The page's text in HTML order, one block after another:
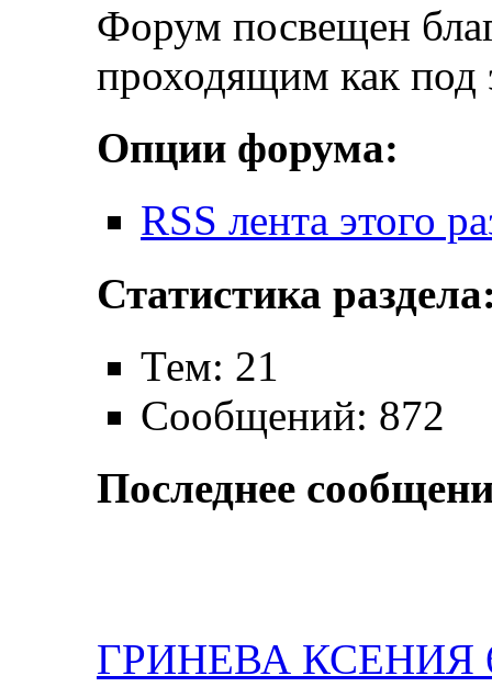
Форум посвещен
проходящим как
Опции форума:
RSS лента этого
Статистика
Тем: 21
Сообщений: 872
Последнее
ГРИНЕВА КСЕНИЯ